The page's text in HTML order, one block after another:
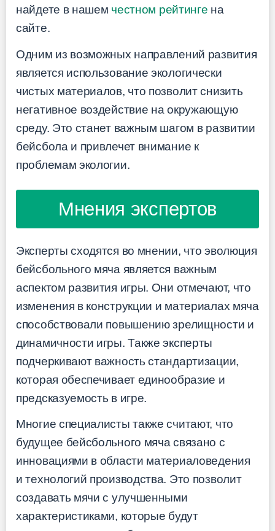
найдете в нашем честном рейтинге на
сайте.
Одним из возможных направлений развития
является использование экологически
чистых материалов, что позволит снизить
негативное воздействие на окружающую
среду. Это станет важным шагом в развитии
бейсбола и привлечет внимание к
проблемам экологии.
Мнения экспертов
Эксперты сходятся во мнении, что эволюция
бейсбольного мяча является важным
аспектом развития игры. Они отмечают, что
изменения в конструкции и материалах мяча
способствовали повышению зрелищности и
динамичности игры. Также эксперты
подчеркивают важность стандартизации,
которая обеспечивает единообразие и
предсказуемость в игре.
Многие специалисты также считают, что
будущее бейсбольного мяча связано с
инновациями в области материаловедения
и технологий производства. Это позволит
создавать мячи с улучшенными
характеристиками, которые будут